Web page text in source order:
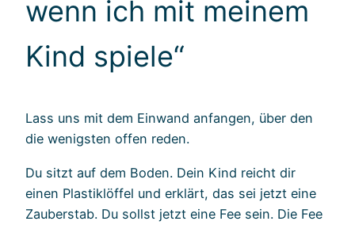
wenn ich mit meinem
Kind spiele“
Lass uns mit dem Einwand anfangen, über den
die wenigsten offen reden.
Du sitzt auf dem Boden. Dein Kind reicht dir
einen Plastiklöffel und erklärt, das sei jetzt eine
Zauberstab. Du sollst jetzt eine Fee sein. Die Fee